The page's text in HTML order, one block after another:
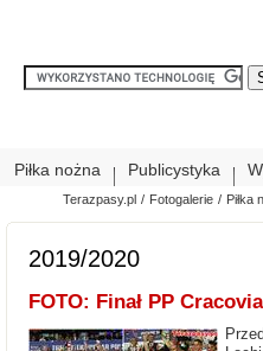
Piłka nożna Publicystyka
Terazpasy.pl / Fotogalerie / Piłka
2019/2020
FOTO: Finał PP